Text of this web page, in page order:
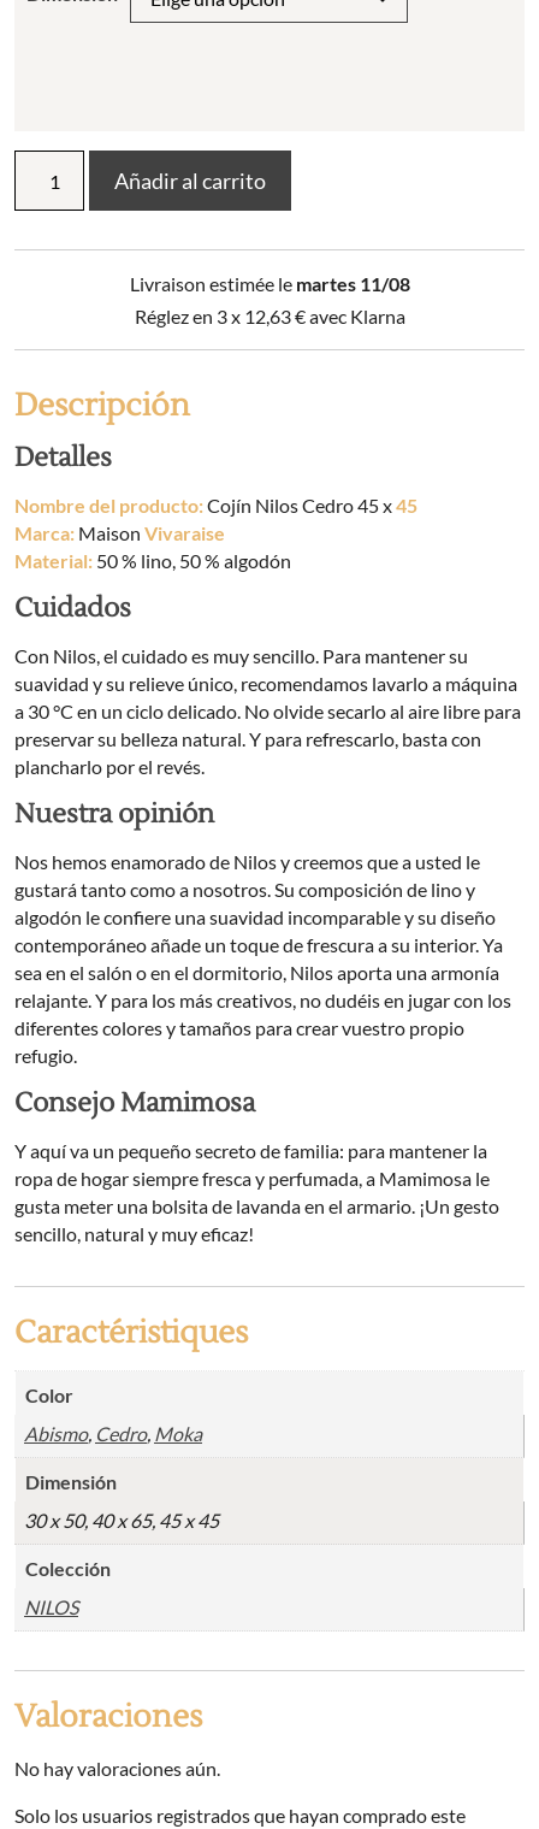
Nilos
Cedro
Añadir al carrito
Livraison estimée le martes 11/08
Réglez en 3 x 12,63€avec Klarna
Descripción
Detalles
Nombre del producto:Cojín Nilos Cedro 45 x45
Marca: Maison Vivaraise
Material: 50 % lino, 50 % algodón
Cuidados
Con Nilos, el cuidado es muy sencillo. Para mantener su
suavidad y su relieve único, recomendamos lavarlo a máquina
a 30 °C en un ciclo delicado. No olvide secarlo al aire libre para
preservar su belleza natural. Y para refrescarlo, basta con
plancharlo por el revés.
Nuestra opinión
Nos hemos enamorado de Nilos y creemos que a usted le
gustará tanto como a nosotros. Su composición de lino y
algodón le confiere una suavidad incomparable y su diseño
contemporáneo añade un toque de frescura a su interior. Ya
sea en el salón o en el dormitorio, Nilos aporta una armonía
relajante. Y para los más creativos, no dudéis en jugar con los
diferentes colores y tamaños para crear vuestro propio
refugio.
Consejo Mamimosa
Y aquí va un pequeño secreto de familia: para mantener la
ropa de hogar siempre fresca y perfumada, a Mamimosa le
gusta meter una bolsita de lavanda en el armario. ¡Un gesto
sencillo, natural y muy eficaz!
Caractéristiques
Color
Abismo, Cedro, Moka
Dimensión
30 x 50, 40 x 65, 45 x 45
Colección
NILOS
Valoraciones
No hay valoraciones aún.
Solo los usuarios registrados que hayan comprado este